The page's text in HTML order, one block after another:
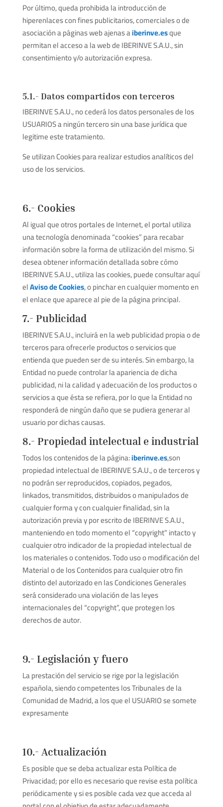
Por último, queda prohibida la introducción de
hiperenlaces con fines publicitarios, comerciales o de
asociación a páginas web ajenas aiberinve.esque
permitan el acceso a la web de IBERINVE S.A.U., sin
consentimiento y/o autorización expresa.
5.1.- Datos compartidos con terceros
IBERINVE S.A.U., no cederá los datos personales de los
USUARIOS a ningún tercero sin una base jurídica que
legitime este tratamiento.
Se utilizan Cookies para realizar estudios analíticos del
uso de los servicios.
6.- Cookies
Al igual que otros portales de Internet, el portal utiliza
una tecnología denominada “cookies” para recabar
información sobre la forma de utilización del mismo. Si
desea obtener información detallada sobre cómo
IBERINVE S.A.U., utiliza las cookies, puede consultar aquí
elAviso de Cookies, o pinchar en cualquier momento en
el enlace que aparece al pie de la página principal.
7.- Publicidad
IBERINVE S.A.U., incluirá en la web publicidad propia o de
terceros para ofrecerle productos o servicios que
entienda que pueden ser de su interés. Sin embargo, la
Entidad no puede controlar la apariencia de dicha
publicidad, ni la calidad y adecuación de los productos o
servicios a que ésta se refiera, por lo que la Entidad no
responderá de ningún daño que se pudiera generar al
usuario por dichas causas.
8.- Propiedad intelectual e industrial
Todos los contenidos de la página:iberinve.es,son
propiedad intelectual de IBERINVE S.A.U., o de terceros y
no podrán ser reproducidos, copiados, pegados,
linkados, transmitidos, distribuidos o manipulados de
cualquier forma y con cualquier finalidad, sin la
autorización previa y por escrito de IBERINVE S.A.U.,
manteniendo en todo momento el “copyright” intacto y
cualquier otro indicador de la propiedad intelectual de
los materiales o contenidos. Todo uso o modificación del
Material o de los Contenidos para cualquier otro fin
distinto del autorizado en las Condiciones Generales
será considerado una violación de las leyes
internacionales del “copyright”, que protegen los
derechos de autor.
9.- Legislación y fuero
La prestación del servicio se rige por la legislación
española, siendo competentes los Tribunales de la
Comunidad de Madrid, a los que el USUARIO se somete
expresamente
10.- Actualización
Es posible que se deba actualizar esta Política de
Privacidad; por ello es necesario que revise esta política
periódicamente y si es posible cada vez que acceda al